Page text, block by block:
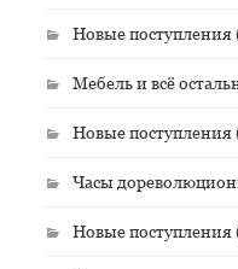
Новые поступления
Мебель и всё
Новые поступления
Часы
Новые поступления